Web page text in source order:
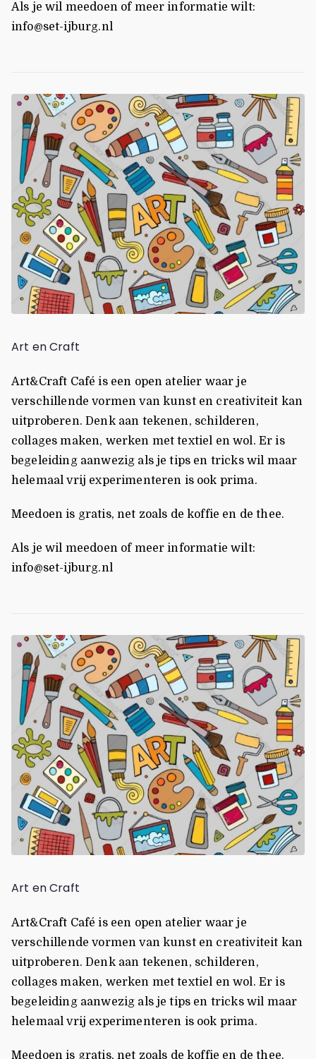
Als je wil meedoen of meer informatie wilt:
info@set-ijburg.nl
Art en Craft
Art&Craft Café is een open atelier waar je
verschillende vormen van kunst en creativiteit kan
uitproberen. Denk aan tekenen, schilderen,
collages maken, werken met textiel en wol. Er is
begeleiding aanwezig als je tips en tricks wil maar
helemaal vrij experimenteren is ook prima.
Meedoen is gratis, net zoals de koffie en de thee.
Als je wil meedoen of meer informatie wilt:
info@set-ijburg.nl
Art en Craft
Art&Craft Café is een open atelier waar je
verschillende vormen van kunst en creativiteit kan
uitproberen. Denk aan tekenen, schilderen,
collages maken, werken met textiel en wol. Er is
begeleiding aanwezig als je tips en tricks wil maar
helemaal vrij experimenteren is ook prima.
Meedoen is gratis, net zoals de koffie en de thee.